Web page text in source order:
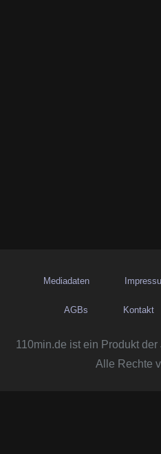
Mediadaten
AGBs Kontakt
110min.de ist ein Produkt der
Alle Rechte